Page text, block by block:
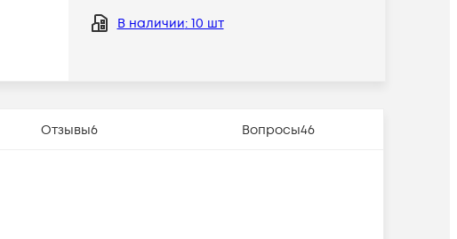
В наличии: 10 шт
Отзывы6 Вопросы46